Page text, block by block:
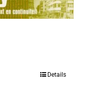
Details